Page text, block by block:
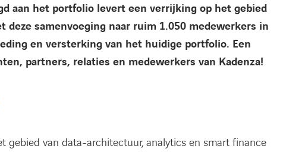
aan het portfolio levert een verrijking op het gebied
deze samenvoeging naar ruim 1.050 medewerkers in
en versterking van het huidige portfolio. Een
partners, relaties en medewerkers van Kadenza!
gebied van data-architectuur, analytics en smart finance